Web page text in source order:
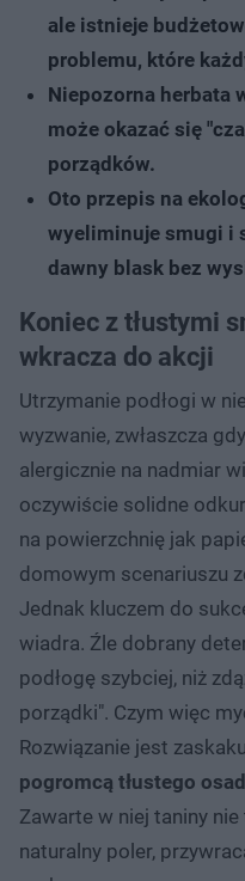
ale istnieje
problemu, które
Niepozorna herbata
może okazać się
porządków.
Oto przepis na
wyeliminuje smugi i
dawny blask bez
Koniec z tłustymi
wkracza do akcji
Utrzymanie podłogi w
wyzwanie, zwłaszcza
alergicznie na nadmiar
oczywiście solidne
na powierzchnię jak
domowym scenariuszu
Jednak kluczem do
wiadra. Źle dobrany
podłogę szybciej, niż
porządki". Czym więc
Rozwiązanie jest
pogromcą tłustego
Zawarte w niej taniny nie
naturalny poler,